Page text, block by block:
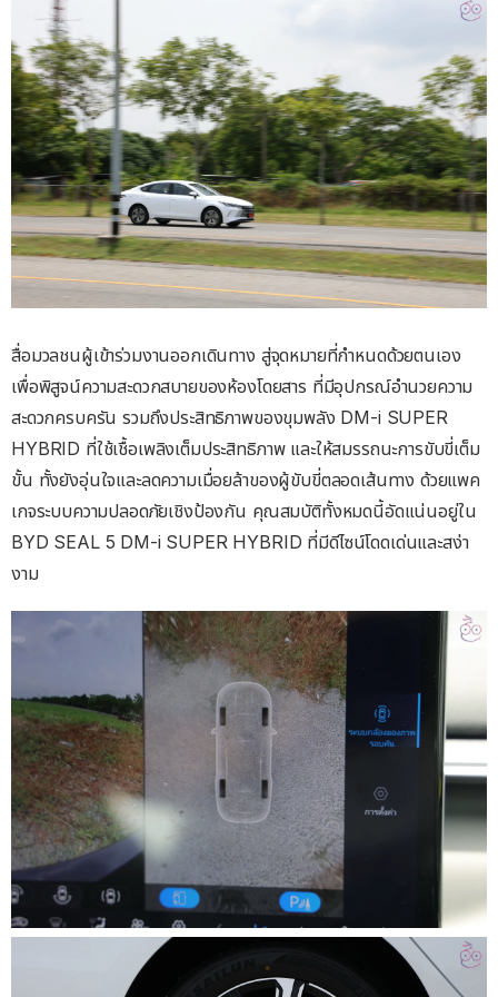
สื่อมวลชนผู้เข้าร่วมงานออกเดินทาง สู่จุดหมายที่กำหนดด้วยตนเอง
เพื่อพิสูจน์ความสะดวกสบายของห้องโดยสาร ที่มีอุปกรณ์อำนวยความ
สะดวกครบครัน รวมถึงประสิทธิภาพของขุมพลัง DM-i SUPER
HYBRID ที่ใช้เชื้อเพลิงเต็มประสิทธิภาพ และให้สมรรถนะการขับขี่เต็ม
ขั้น ทั้งยังอุ่นใจและลดความเมื่อยล้าของผู้ขับขี่ตลอดเส้นทาง ด้วยแพค
เกจระบบความปลอดภัยเชิงป้องกัน คุณสมบัติทั้งหมดนี้อัดแน่นอยู่ใน
BYD SEAL 5 DM-i SUPER HYBRID ที่มีดีไซน์โดดเด่นและสง่า
งาม